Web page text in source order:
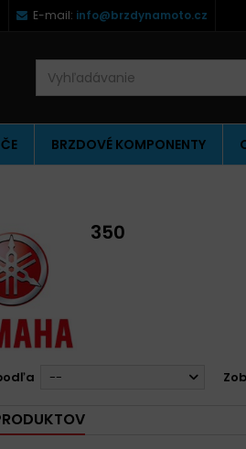
E-mail: info@brzdynamoto.cz
BRZDOVÉ KOMPONENTY
350
--